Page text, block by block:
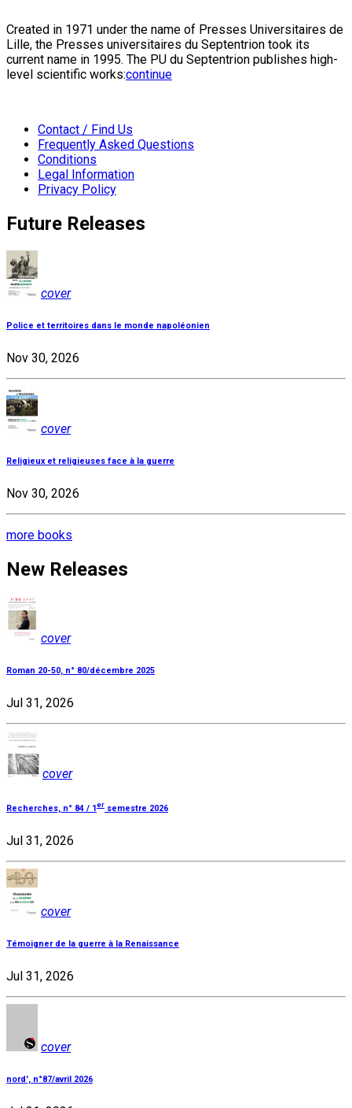
Created in 1971 under the name of Presses Universitaires de
Lille, the Presses universitaires du Septentrion took its
current name in 1995. The PU du Septentrion publishes high-
level scientific works:continue
Contact / Find Us
Frequently Asked Questions
Conditions
Legal Information
Privacy Policy
Future Releases
cover
Police et territoires dans le monde napoléonien
Nov 30, 2026
cover
Religieux et religieuses face à la guerre
Nov 30, 2026
more books
New Releases
cover
Roman 20-50, n° 80/décembre 2025
Jul 31, 2026
cover
Recherches, n° 84 / 1er semestre 2026
Jul 31, 2026
cover
Témoigner de la guerre à la Renaissance
Jul 31, 2026
cover
nord', n°87/avril 2026